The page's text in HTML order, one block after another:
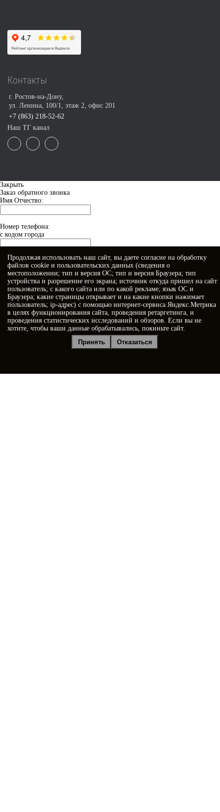
Контакты
г. Ростов-на-Дону,
ул. Ленина, 100/1, этаж 2, офис 201
+7 (863) 218-52-62
Наш ТГ канал
Закрыть
Заказ обратного звонка
Имя Отчество:
Номер телефона:
с кодом города
Когда позвонить?
Я принимаю условияПолитики конфиденциальности
согласие на обработку персональных данных
Продолжая использовать наш сайт, вы даете согласие на обработку
файлов cookie и пользовательских данных (сведения о
местоположении; тип и версия ОС; тип и версия Браузера; тип
устройства и разрешение его экрана; источник откуда пришел на сайт
пользователь; с какого сайта или по какой рекламе; язык ОС и
Браузера; какие страницы открывает и на какие кнопки нажимает
пользователь; ip-адрес) с помощью интернет-сервиса Яндекс.Метрика
в целях функционирования сайта, проведения ретаргетинга, и
проведения статистических исследований и обзоров. Если вы не
хотите, чтобы ваши данные обрабатывались, покиньте сайт.
Принять
Отказаться